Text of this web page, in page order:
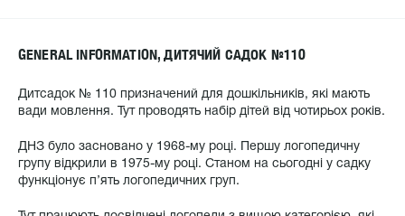
GENERAL INFORMATION, ДИТЯЧИЙ САДОК №110
Дитсадок № 110 призначений для дошкільників, які мають
вади мовлення. Тут проводять набір дітей від чотирьох років.
ДНЗ було засновано у 1968-му році. Першу логопедичну
групу відкрили в 1975-му році. Станом на сьогодні у садку
функціонує п’ять логопедичних груп.